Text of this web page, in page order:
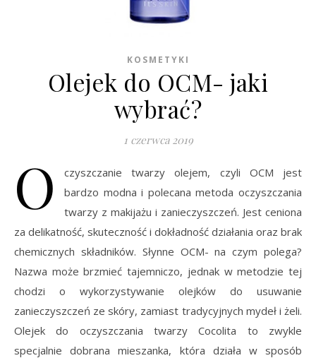
KOSMETYKI
Olejek do OCM- jaki
wybrać?
1 czerwca 2019
O
czyszczanie twarzy olejem, czyli OCM jest
bardzo modna i polecana metoda oczyszczania
twarzy z makijażu i zanieczyszczeń. Jest ceniona
za delikatność, skuteczność i dokładność działania oraz brak
chemicznych składników. Słynne OCM- na czym polega?
Nazwa może brzmieć tajemniczo, jednak w metodzie tej
chodzi o wykorzystywanie olejków do usuwanie
zanieczyszczeń ze skóry, zamiast tradycyjnych mydeł i żeli.
Olejek do oczyszczania twarzy Cocolita to zwykle
specjalnie dobrana mieszanka, która działa w sposób